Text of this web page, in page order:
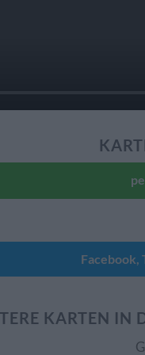
Facebook,
KARTEN IN